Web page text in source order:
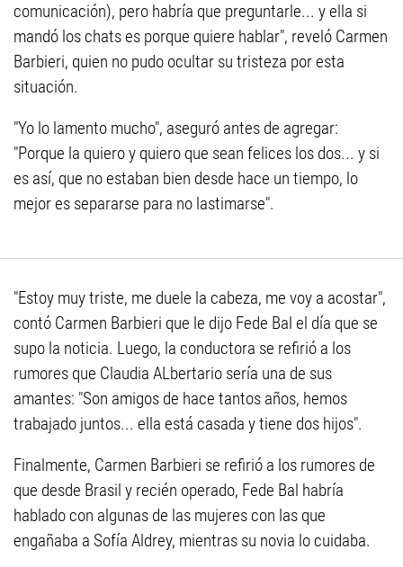
comunicación), pero habría que preguntarle... y ella si
mandó los chats es porque quiere hablar", reveló Carmen
Barbieri, quien no pudo ocultar su tristeza por esta
situación.
"Yo lo lamento mucho", aseguró antes de agregar:
"Porque la quiero y quiero que sean felices los dos... y si
es así, que no estaban bien desde hace un tiempo, lo
mejor es separarse para no lastimarse".
"Estoy muy triste, me duele la cabeza, me voy a acostar",
contó Carmen Barbieri que le dijo Fede Bal el día que se
supo la noticia. Luego, la conductora se refirió a los
rumores que Claudia ALbertario sería una de sus
amantes: "Son amigos de hace tantos años, hemos
trabajado juntos... ella está casada y tiene dos hijos".
Finalmente, Carmen Barbieri se refirió a los rumores de
que desde Brasil y recién operado, Fede Bal habría
hablado con algunas de las mujeres con las que
engañaba a Sofía Aldrey, mientras su novia lo cuidaba.